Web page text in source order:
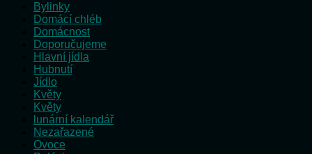
Bylinky
Domácí chléb
Domácnost
Doporučujeme
Hlavní jídla
Hubnutí
Jídlo
Květy
Květy
lunární kalendář
Nezařazené
Ovoce